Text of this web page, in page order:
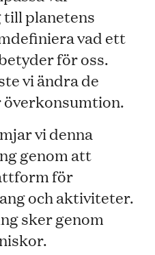
planetens
vad ett
för oss.
vi ändra de
vi denna
genom att
för
och aktiviteter.
sker genom